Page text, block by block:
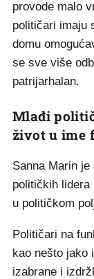
provode malo
političari imaju
domu
se sve više
patrijarhalan.
Mlađi
život u ime
Sanna Marin
političkih
u političkom
Političari na
kao nešto jako
izabrane i